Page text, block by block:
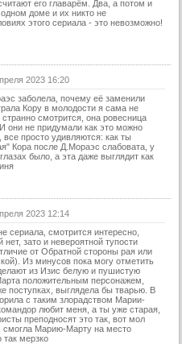
его главарём. Два, а потом и
доме и их никто не
этого сериала - это невозможно!
2023 16:20
заболела, почему её заменили
Кору в молодости я сама не
смотрится, она ровесница
они не придумали как это можно
все просто удивляются: как ты
Кора после Д.Мораэс слабовата, у
было, а эта даже выглядит как
2023 12:14
сериала, смотрится интересно,
нет, зато и невероятной тупости
от Обратной стороны рая или
Из минусов пока могу отметить
из Изис белую и пушистую
положительным персонажем,
поступках, выглядела бы тварью. В
с таким злорадством Марии-
любит меня, а ты уже старая,
преподносят это так, вот мол
смогла Марию-Марту на место
так мерзко